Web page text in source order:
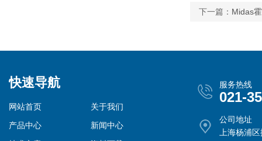
下一篇： Midas
快速导航
网站首页
关于我们
产品中心
新闻中心
服务热线
021-
公司地址
上海杨浦